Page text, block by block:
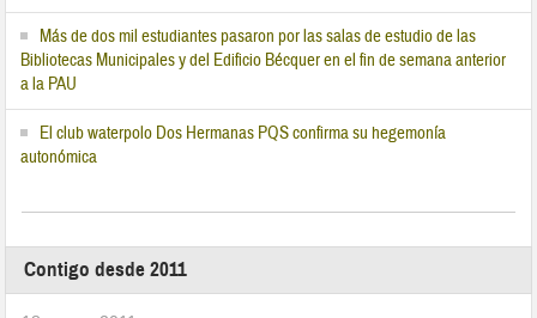
Más de dos mil estudiantes pasaron por las salas de estudio de las
Bibliotecas Municipales y del Edificio Bécquer en el fin de semana anterior
a la PAU
El club waterpolo Dos Hermanas PQS confirma su hegemonía
autonómica
Contigo desde 2011